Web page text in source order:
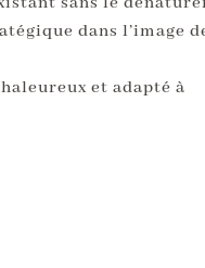
dans l’image
et adapté à